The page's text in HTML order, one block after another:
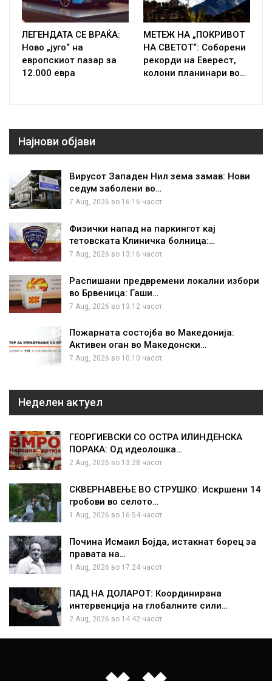
ЛЕГЕНДАТА СЕ ВРАЌА:
Ново „југо“ на
европскиот пазар за
12.000 евра
МЕТЕЖ НА „ПОКРИВОТ
НА СВЕТОТ“: Соборени
рекорди на Еверест,
колони планинари во…
Најнови објави
Вирусот Западен Нил зема замав: Нови
седум заболени во…
7 Aug, 2026 во 16:16 часот.
Физички напад на паркингот кај
тетовската Клиничка болница:…
7 Aug, 2026 во 13:16 часот.
Распишани предвремени локални избори
во Брвеница: Гаши…
7 Aug, 2026 во 13:12 часот.
Пожарната состојба во Македонија:
Активен оган во Македонски…
7 Aug, 2026 во 10:10 часот.
Неделен актуел
ГЕОРГИЕВСКИ СО ОСТРА ИЛИНДЕНСКА
ПОРАКА: Од идеолошка…
2 Aug, 2026 во 13:28 часот.
СКВЕРНАВЕЊЕ ВО СТРУШКО: Искршени 14
гробови во селото…
1 Aug, 2026 во 16:54 часот.
Почина Исмаил Бојда, истакнат борец за
правата на…
1 Aug, 2026 во 17:24 часот.
ПАД НА ДОЛАРОТ: Координирана
интервенција на глобалните сили…
2 Aug, 2026 во 14:42 часот.